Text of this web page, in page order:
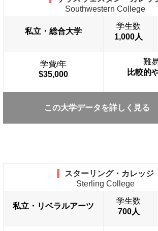
Southwestern College
私立・総合大学
学生数
1,000人
学費/年
$35,000
難
比較的
この大学データを詳しく見る
スターリング・カレッジ
Sterling College
私立・リベラルアーツ
学生数
700人